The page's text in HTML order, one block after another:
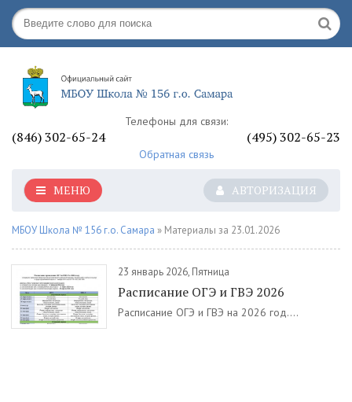
Телефоны для связи:
(846) 302-65-24 (495) 302-65-23
Обратная связь
АВТОРИЗАЦИЯ
МЕНЮ
МБОУ Школа № 156 г.о. Самара » Материалы за 23.01.2026
23 январь 2026, Пятница
Расписание ОГЭ и ГВЭ 2026
Расписание ОГЭ и ГВЭ на 2026 год....